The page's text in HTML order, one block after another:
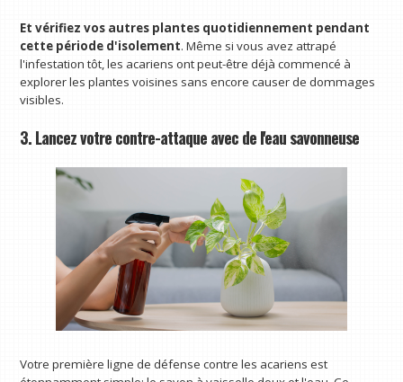
Et vérifiez vos autres plantes quotidiennement pendant
cette période d'isolement. Même si vous avez attrapé
l'infestation tôt, les acariens ont peut-être déjà commencé à
explorer les plantes voisines sans encore causer de dommages
visibles.
3. Lancez votre contre-attaque avec de l'eau savonneuse
Votre première ligne de défense contre les acariens est